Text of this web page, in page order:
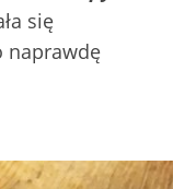
się
naprawdę